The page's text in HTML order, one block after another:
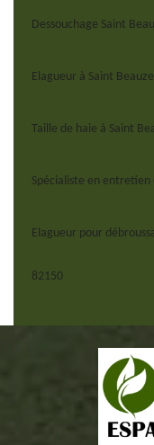
Dessouchage Saint
Elagueur à Saint
Taille de haie à Saint
Spécialiste en entretien
Elagueur pour
82150